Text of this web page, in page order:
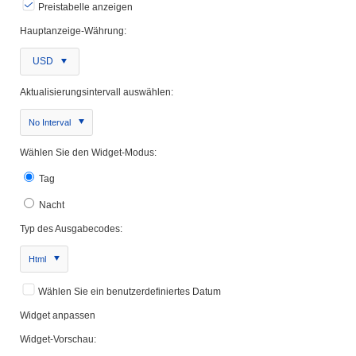
Preistabelle anzeigen
Hauptanzeige-Währung:
USD
Aktualisierungsintervall auswählen:
No Interval
Wählen Sie den Widget-Modus:
Tag
Nacht
Typ des Ausgabecodes:
Html
Wählen Sie ein benutzerdefiniertes Datum
Widget anpassen
Widget-Vorschau: